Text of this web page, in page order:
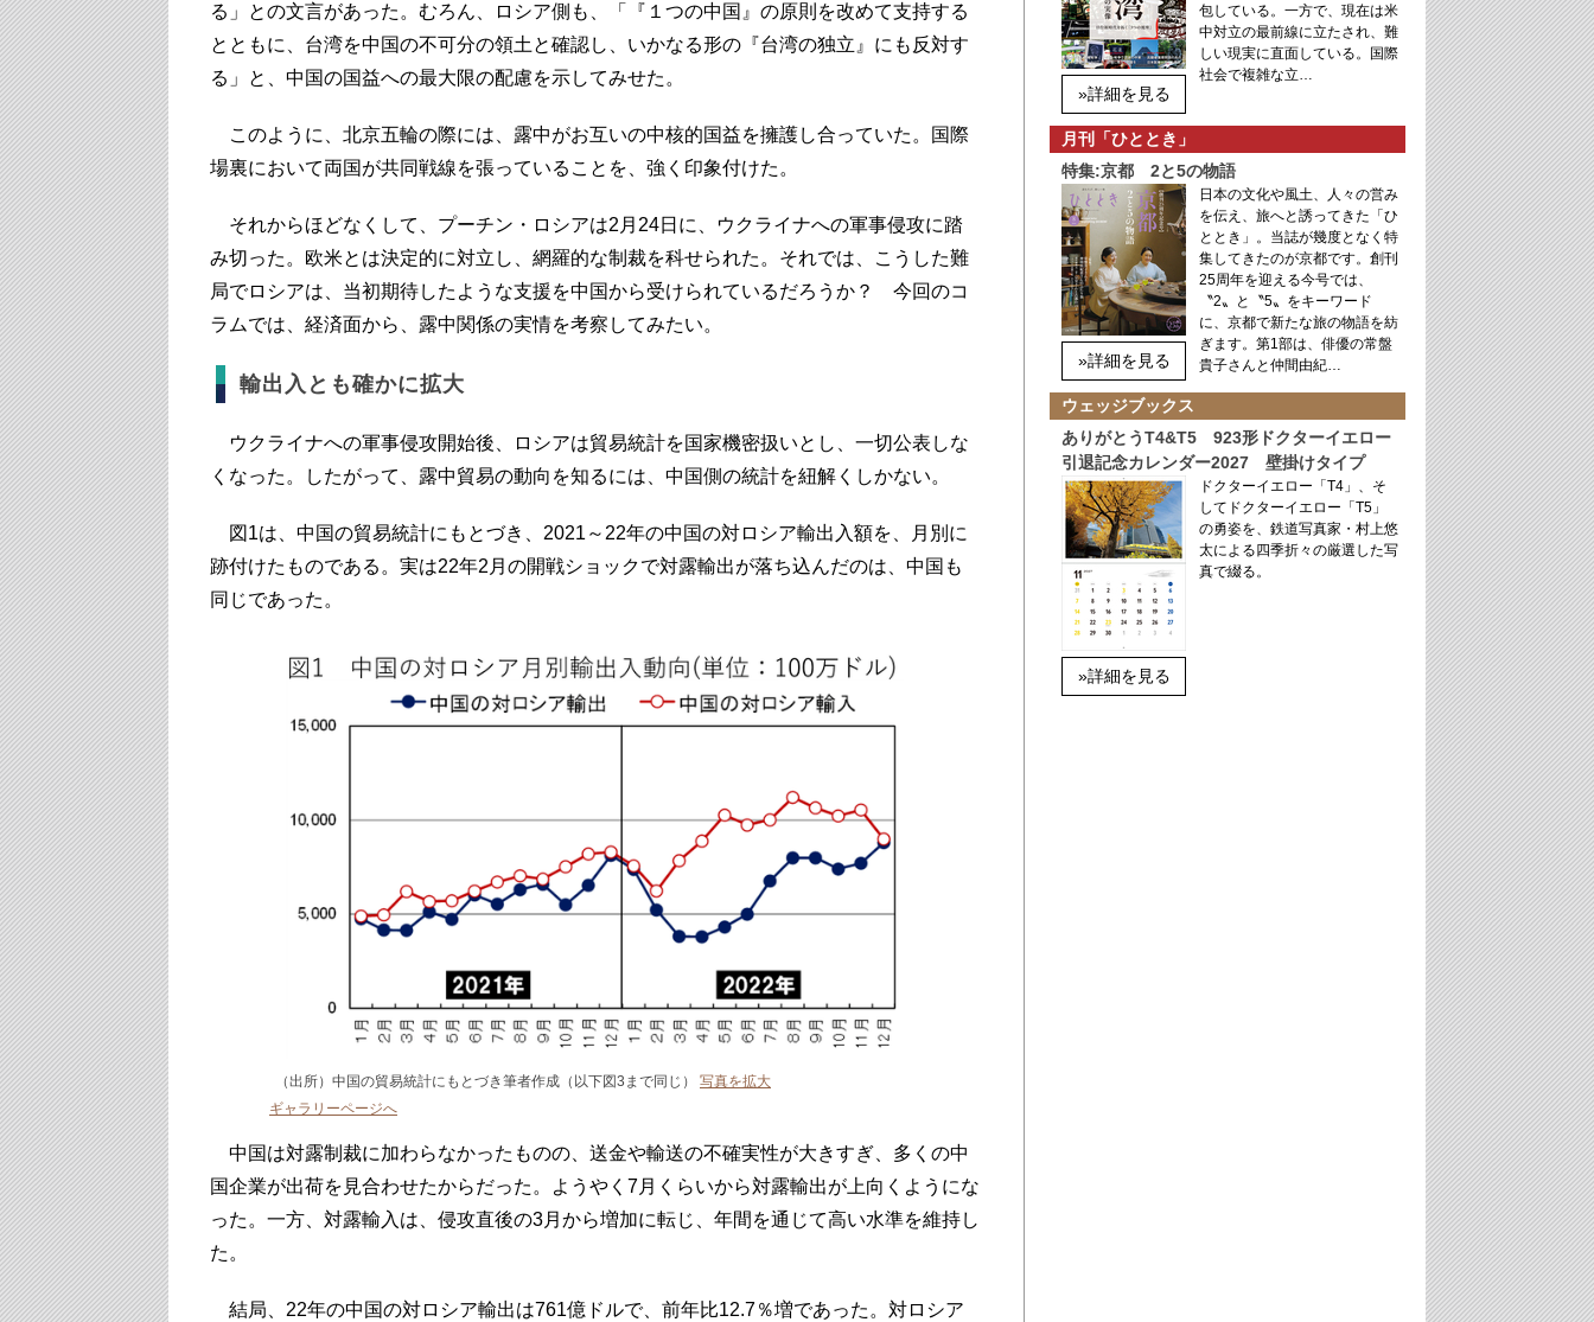
る」との文言があった。むろん、ロシア側も、「『１つの中国』の原則を改めて支持する
とともに、台湾を中国の不可分の領土と確認し、いかなる形の『台湾の独立』にも反対す
る」と、中国の国益への最大限の配慮を示してみせた。
このように、北京五輪の際には、露中がお互いの中核的国益を擁護し合っていた。国際
場裏において両国が共同戦線を張っていることを、強く印象付けた。
それからほどなくして、プーチン・ロシアは2月24日に、ウクライナへの軍事侵攻に踏
み切った。欧米とは決定的に対立し、網羅的な制裁を科せられた。それでは、こうした難
局でロシアは、当初期待したような支援を中国から受けられているだろうか？ 今回のコ
ラムでは、経済面から、露中関係の実情を考察してみたい。
輸出入とも確かに拡大
ウクライナへの軍事侵攻開始後、ロシアは貿易統計を国家機密扱いとし、一切公表しな
くなった。したがって、露中貿易の動向を知るには、中国側の統計を紐解くしかない。
図1は、中国の貿易統計にもとづき、2021～22年の中国の対ロシア輸出入額を、月別に
跡付けたものである。実は22年2月の開戦ショックで対露輸出が落ち込んだのは、中国も
同じであった。
（出所）中国の貿易統計にもとづき筆者作成（以下図3まで同じ） 写真を拡大
ギャラリーページへ
中国は対露制裁に加わらなかったものの、送金や輸送の不確実性が大きすぎ、多くの中
国企業が出荷を見合わせたからだった。ようやく7月くらいから対露輸出が上向くようにな
った。一方、対露輸入は、侵攻直後の3月から増加に転じ、年間を通じて高い水準を維持し
た。
結局、22年の中国の対ロシア輸出は761億ドルで、前年比12.7％増であった。対ロシア
»詳細を見る
包している。一方で、現在は米
中対立の最前線に立たされ、難
しい現実に直面している。国際
社会で複雑な立…
月刊「ひととき」
特集:京都 2と5の物語
»詳細を見る
日本の文化や風土、人々の営み
を伝え、旅へと誘ってきた「ひ
ととき」。当誌が幾度となく特
集してきたのが京都です。創刊
25周年を迎える今号では、
〝2〟と〝5〟をキーワード
に、京都で新たな旅の物語を紡
ぎます。第1部は、俳優の常盤
貴子さんと仲間由紀…
ウェッジブックス
ありがとうT4&T5 923形ドクターイエロー
引退記念カレンダー2027 壁掛けタイプ
»詳細を見る
ドクターイエロー「T4」、そ
してドクターイエロー「T5」
の勇姿を、鉄道写真家・村上悠
太による四季折々の厳選した写
真で綴る。